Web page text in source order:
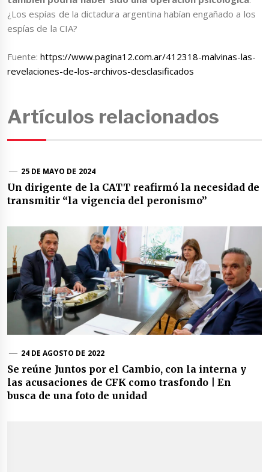
¿Los espías de la dictadura argentina habían engañado a los
espías de la CIA?
Fuente:https://www.pagina12.com.ar/412318-malvinas-las-
revelaciones-de-los-archivos-desclasificados
Artículos relacionados
25 DE MAYO DE 2024
Un dirigente de la CATT reafirmó la necesidad de
transmitir “la vigencia del peronismo”
24 DE AGOSTO DE 2022
Se reúne Juntos por el Cambio, con la interna y
las acusaciones de CFK como trasfondo | En
busca de una foto de unidad